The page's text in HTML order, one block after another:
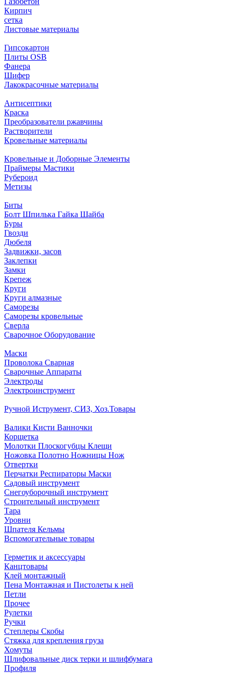
Кирпич
сетка
Листовые материалы
Гипсокартон
Плиты ОSB
Фанера
Шифер
Лакокрасочные материалы
Антисептики
Краска
Преобразователи ржавчины
Растворители
Кровельные материалы
Кровельные и Доборные Элементы
Праймеры Мастики
Рубероид
Метизы
Биты
Болт Шпилька Гайка Шайба
Буры
Гвозди
Дюбеля
Задвижки, засов
Заклепки
Замки
Крепеж
Круги
Круги алмазные
Саморезы
Саморезы кровельные
Сверла
Сварочное Оборудование
Маски
Проволока Сварная
Сварочные Аппараты
Электроды
Электроинструмент
Ручной Иструмент, СИЗ, Хоз.Товары
Валики Кисти Ванночки
Корщетка
Молотки Плоскогубцы Клещи
Ножовка Полотно Ножницы Нож
Отвертки
Перчатки Респираторы Маски
Садовый инструмент
Снегоуборочный инструмент
Строительный инструмент
Тара
Уровни
Шпателя Кельмы
Вспомогательные товары
Герметик и аксессуары
Канцтовары
Клей монтажный
Пена Монтажная и Пистолеты к ней
Петли
Прочее
Рулетки
Ручки
Степлеры Скобы
Стяжка для крепления груза
Хомуты
Шлифовальные диск терки и шлифбумага
Профиля